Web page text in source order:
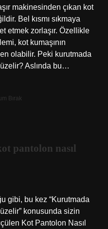
makinesinden çıkan kot
Bel kısmı sıkmaya
etmek zorlaşır. Özellikle
kot kumaşının
olabilir. Peki kurutmada
Aslında bu…
Bırak
pantolon nasıl
gibi, bu kez “Kurutmada
konusunda sizin
Kot Pantolon Nasıl